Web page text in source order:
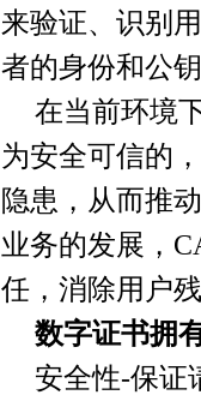
来验证、识别
者的身份和公
在当前环境
为安全可信的
隐患，从而推
业务的发展，
任，消除用户
数字证书拥
安全性-保证